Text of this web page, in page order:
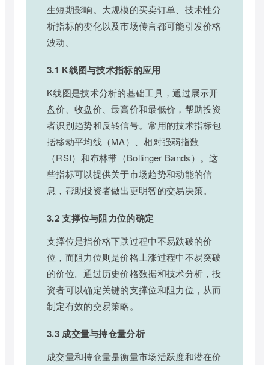
生短期影响。大规模的买卖订单、技术性分
析指标的变化以及市场传言都可能引发价格
波动。
3.1 K线图与技术指标的应用
K线图是技术分析的基础工具，通过展示开
盘价、收盘价、最高价和最低价，帮助投资
者识别趋势和反转信号。常用的技术指标包
括移动平均线（MA）、相对强弱指数
（RSI）和布林带（Bollinger Bands）。这
些指标可以提供关于市场趋势和动能的信
息，帮助投资者做出更明智的交易决策。
3.2 支撑位与阻力位的确定
支撑位是指价格下跌过程中不易跌破的价
位，而阻力位则是价格上涨过程中不易突破
的价位。通过历史价格数据和技术分析，投
资者可以确定关键的支撑位和阻力位，从而
制定有效的交易策略。
3.3 成交量与持仓量分析
成交量和持仓量是衡量市场活跃度和潜在价